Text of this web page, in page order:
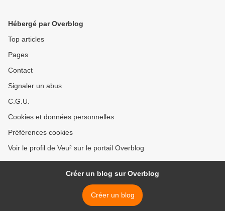
Hébergé par Overblog
Top articles
Pages
Contact
Signaler un abus
C.G.U.
Cookies et données personnelles
Préférences cookies
Voir le profil de Veu² sur le portail Overblog
Créer un blog sur Overblog
Créer un blog